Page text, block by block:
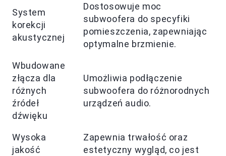
System
korekcji
akustycznej
Dostosowuje moc
subwoofera do specyfiki
pomieszczenia, zapewniając
optymalne brzmienie.
Wbudowane
złącza dla
różnych
źródeł
dźwięku
Umożliwia podłączenie
subwoofera do różnorodnych
urządzeń audio.
Wysoka
jakość
Zapewnia trwałość oraz
estetyczny wygląd, co jest